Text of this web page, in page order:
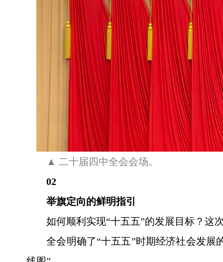
▲ 二十届四中全会会场。
02
举旗定向的鲜明指引
如何顺利实现“十五五”的发展目标？这
全会明确了“十五五”时期经济社会发